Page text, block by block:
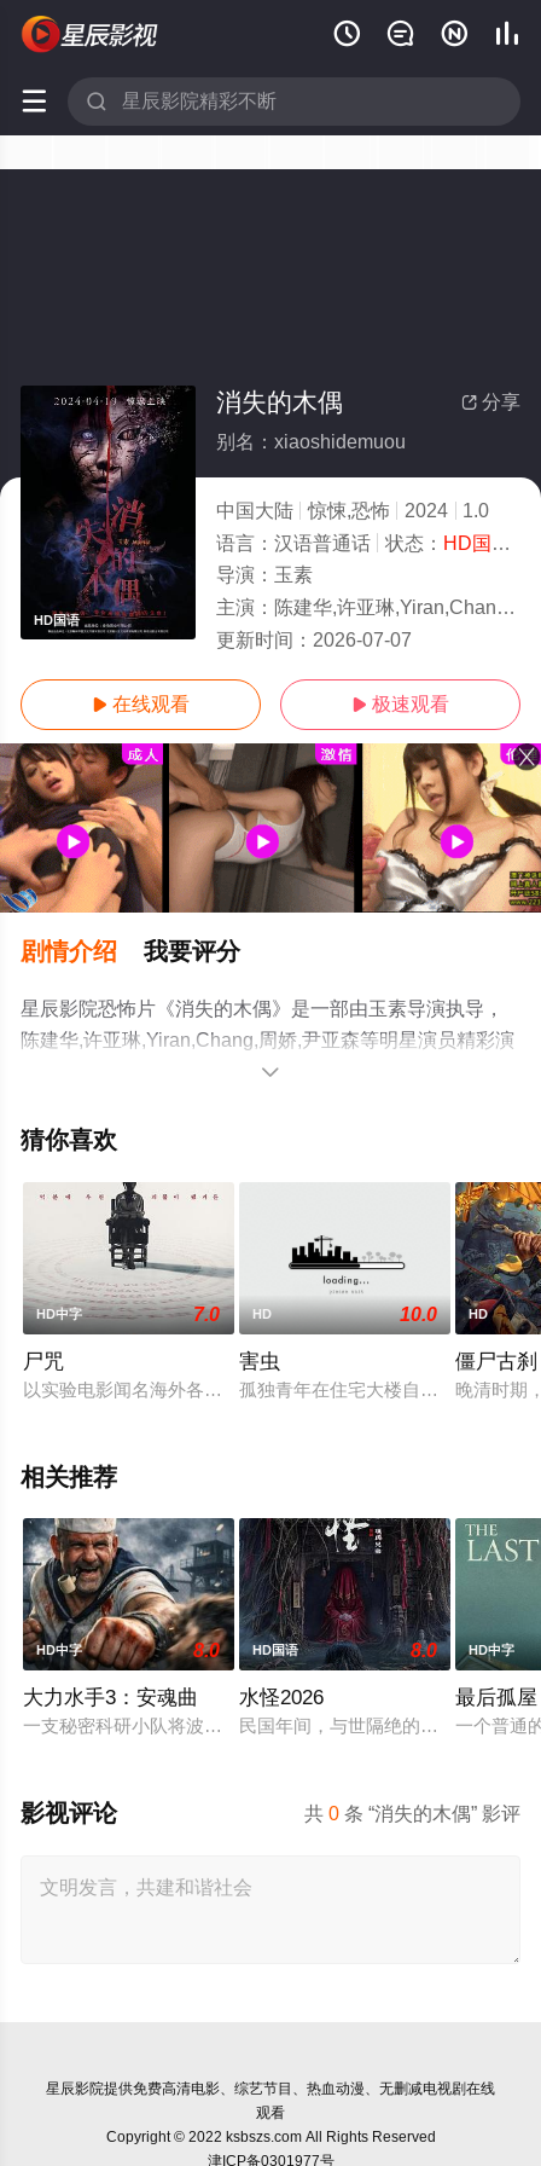
   
 
HD国语
 分享
消失的木偶
别名：xiaoshidemuou
中国大陆 惊悚,恐怖 2024
1.0
语言： 汉语普通话 状态： HD国语/高清
导演： 玉素
主演： 陈建华,许亚琳,Yiran,Chang,周娇,尹亚森
更新时间： 2026-07-07
 在线观看  极速观看
剧情介绍 我要评分
星辰影院恐怖片《消失的木偶》是一部由玉素导演执导，
陈建华,许亚琳,Yiran,Chang,周娇,尹亚森等明星演员精彩演
绎的中国大陆电影，手机免费观看高清未删减完整版电影
电视猫或剧情网等平台了解。

猜你喜欢
HD中字 7.0
尸咒
以实验电影闻名海外各大电影节的知名导演辉旭（朴智勋 饰）
HD 10.0
害虫
孤独青年在住宅大楼自设昆虫馆，把
HD
僵尸古刹
晚清时期
相关推荐
HD中字 8.0
大力水手3：安魂曲
一支秘密科研小队将波派囚禁在地下军事基地，试图驯化并利
HD国语 8.0
水怪2026
民国年间，与世隔绝的怪水村被湖中
HD中字
最后孤屋
一个普通
共0 条 “消失的木偶” 影评
影视评论
星辰影院提供免费高清电影、综艺节目、热血动漫、无删减电视剧在线
观看
Copyright © 2022 ksbszs.com All Rights Reserved
津ICP备0301977号